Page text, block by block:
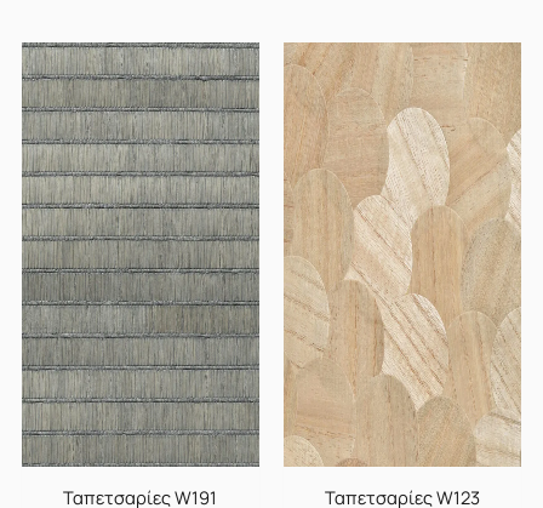
Ταπετσαρίες W191 Ταπετσαρίες W123